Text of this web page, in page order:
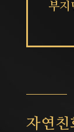
부지
자연친